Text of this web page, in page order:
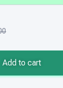
Add to cart